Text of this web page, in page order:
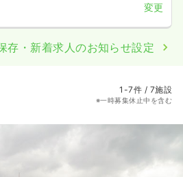
変更
存・新着求人のお知らせ設定
1-7件 / 7施設
※一時募集休止中を含む